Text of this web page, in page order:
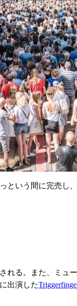
いう間に完売し
る。また、ミ
出演した